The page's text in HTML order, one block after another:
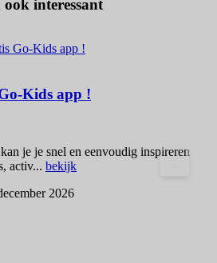
interessant
Kids app !
je je snel en eenvoudig inspireren
activ... bekijk
2026